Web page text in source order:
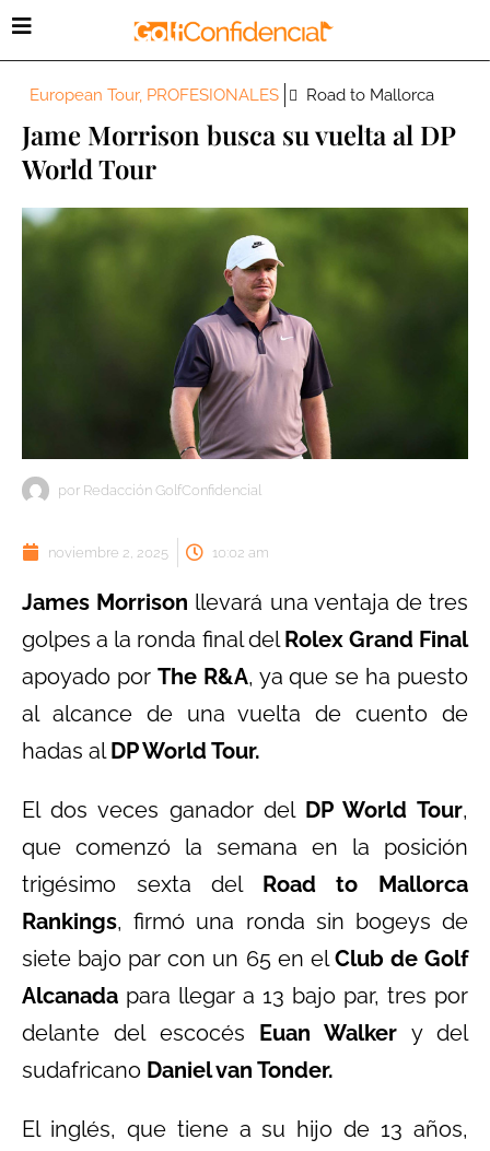
European Tour, PROFESIONALES Road to Mallorca
Jame Morrison busca su vuelta al DP
World Tour
por Redacción GolfConfidencial
noviembre 2, 2025 10:02 am
James Morrison llevará una ventaja de tres
golpes a la ronda final delRolex Grand Final
apoyado por The R&A, ya que se ha puesto
al alcance de una vuelta de cuento de
hadas alDP World Tour.
El dos veces ganador del DP World Tour,
que comenzó la semana en la posición
trigésimo sexta del Road to Mallorca
Rankings, firmó una ronda sin bogeys de
siete bajo par con un 65 en elClub de Golf
Alcanada para llegar a 13 bajo par, tres por
delante del escocés Euan Walker y del
sudafricano Daniel van Tonder.
El inglés, que tiene a su hijo de 13 años,